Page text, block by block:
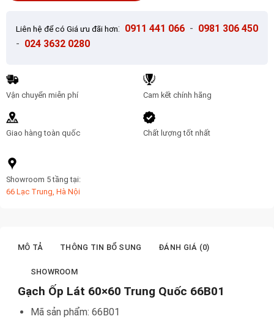
lượng
Liên hệ để có Giá ưu đãi hơn: 0911 441 066 - 0981 306 450
- 024 3632 0280
Vận chuyển miễn phí
Giao hàng toàn quốc
Cam kết chính hãng
Chất lượng tốt nhất
Showroom 5 tầng tại:
66 Lạc Trung, Hà Nội
MÔ TẢ THÔNG TIN BỔ SUNG ĐÁNH GIÁ (0)
SHOWROOM
Gạch Ốp Lát 60×60 Trung Quốc 66B01
Mã sản phẩm: 66B01